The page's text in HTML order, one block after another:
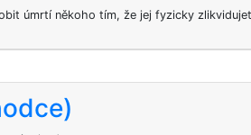
úmrtí někoho tím, že jej fyzicky